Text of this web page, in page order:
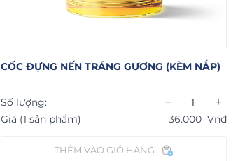
CỐC ĐỰNG NẾN TRÁNG GƯƠNG (KÈM NẮP)
Số lượng: − +
Giá (1 sản phẩm) 36.000 Vnđ
THÊM VÀO GIỎ HÀNG